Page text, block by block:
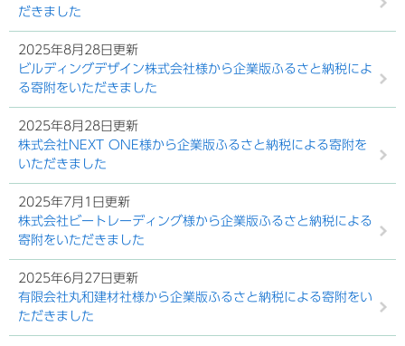
だきました
2025年8月28日更新
ビルディングデザイン株式会社様から企業版ふるさと納税によ
る寄附をいただきました
2025年8月28日更新
株式会社NEXT ONE様から企業版ふるさと納税による寄附を
いただきました
2025年7月1日更新
株式会社ビートレーディング様から企業版ふるさと納税による
寄附をいただきました
2025年6月27日更新
有限会社丸和建材社様から企業版ふるさと納税による寄附をい
ただきました